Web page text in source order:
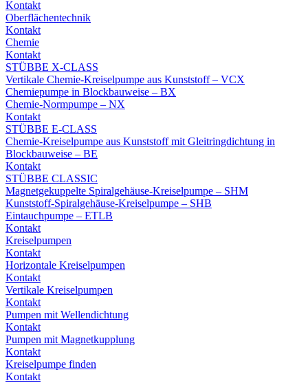
Kontakt
Oberflächentechnik
Kontakt
Chemie
Kontakt
STÜBBE X-CLASS
Vertikale Chemie-Kreiselpumpe aus Kunststoff – VCX
Chemiepumpe in Blockbauweise – BX
Chemie-Normpumpe – NX
Kontakt
STÜBBE E-CLASS
Chemie-Kreiselpumpe aus Kunststoff mit Gleitringdichtung in
Blockbauweise – BE
Kontakt
STÜBBE CLASSIC
Magnetgekuppelte Spiralgehäuse-Kreiselpumpe – SHM
Kunststoff-Spiralgehäuse-Kreiselpumpe – SHB
Eintauchpumpe – ETLB
Kontakt
Kreiselpumpen
Kontakt
Horizontale Kreiselpumpen
Kontakt
Vertikale Kreiselpumpen
Kontakt
Pumpen mit Wellendichtung
Kontakt
Pumpen mit Magnetkupplung
Kontakt
Kreiselpumpe finden
Kontakt